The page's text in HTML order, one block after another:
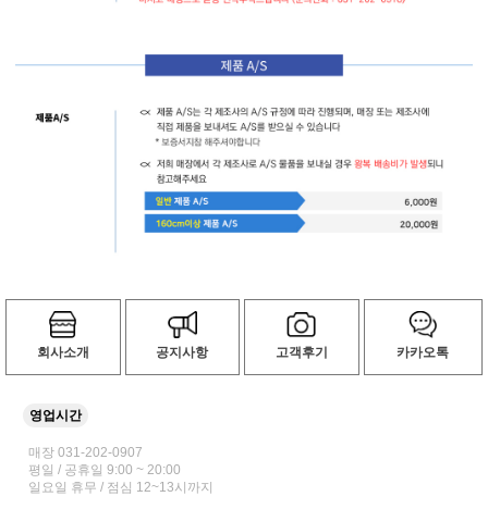
회사소개 공지사항 고객후기 카카오톡
영업시간
매장 031-202-0907
평일 / 공휴일 9:00 ~ 20:00
일요일 휴무 / 점심 12~13시까지